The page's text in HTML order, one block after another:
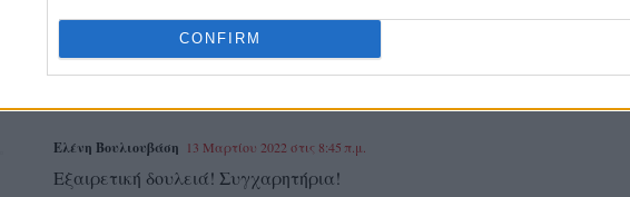
CONFIRM
Ανώνυμος 12 Μαρτίου 2022 στις 9:09 μ.μ.
Μπράβο στα παιδιά!!! Πολλά συγχαρητήρια και στους καθηγητές
Ελένη Βουλιουβάση 13 Μαρτίου 2022 στις 8:45 π.μ.
Εξαιρετική δουλειά! Συγχαρητήρια!